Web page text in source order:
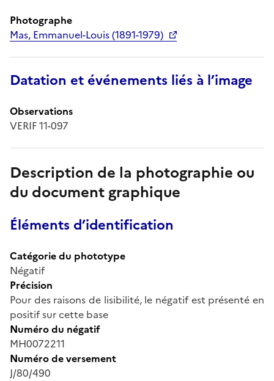
Photographe
Mas, Emmanuel-Louis (1891-1979)
Datation et événements liés à l’image
Observations
VERIF 11-097
Description de la photographie ou
du document graphique
Éléments d’identification
Catégorie du phototype
Négatif
Précision
Pour des raisons de lisibilité, le négatif est présenté en
positif sur cette base
Numéro du négatif
MH0072211
Numéro de versement
J/80/490